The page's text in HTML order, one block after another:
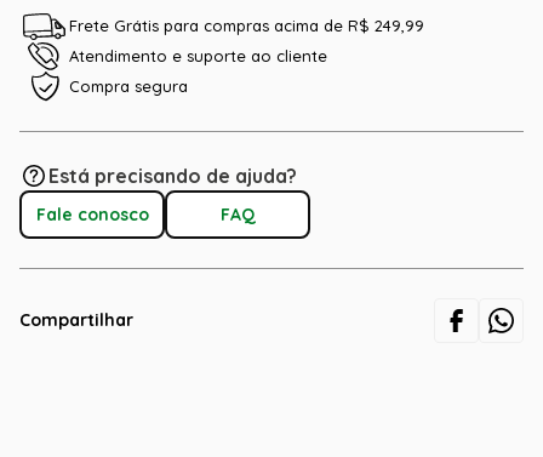
Frete Grátis para compras acima de R$ 249,99
Atendimento e suporte ao cliente
Compra segura
Está precisando de ajuda?
Fale conosco FAQ
Compartilhar